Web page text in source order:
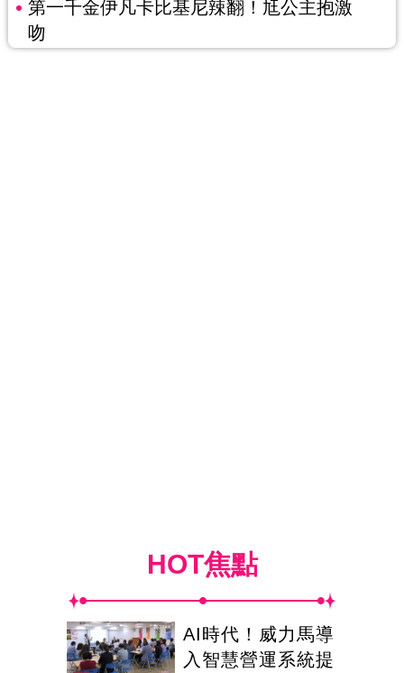
第一千金伊凡卡比基尼辣翻！尪公主抱激
吻
HOT焦點
AI時代！威力馬導
入智慧營運系統提